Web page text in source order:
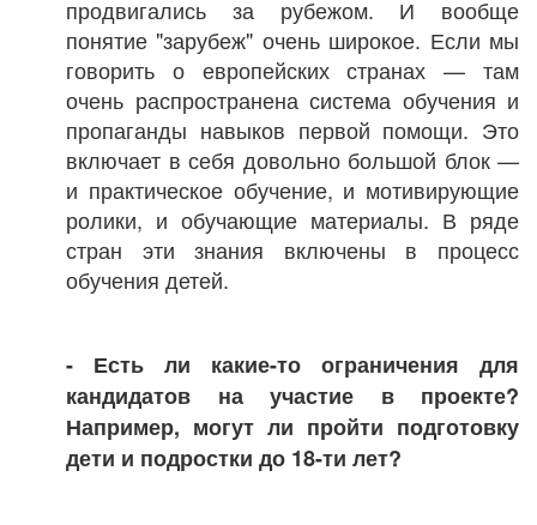
продвигались за рубежом. И вообще
понятие "зарубеж" очень широкое. Если мы
говорить о европейских странах — там
очень распространена система обучения и
пропаганды навыков первой помощи. Это
включает в себя довольно большой блок —
и практическое обучение, и мотивирующие
ролики, и обучающие материалы. В ряде
стран эти знания включены в процесс
обучения детей.
- Есть ли какие-то ограничения для
кандидатов на участие в проекте?
Например, могут ли пройти подготовку
дети и подростки до 18-ти лет?